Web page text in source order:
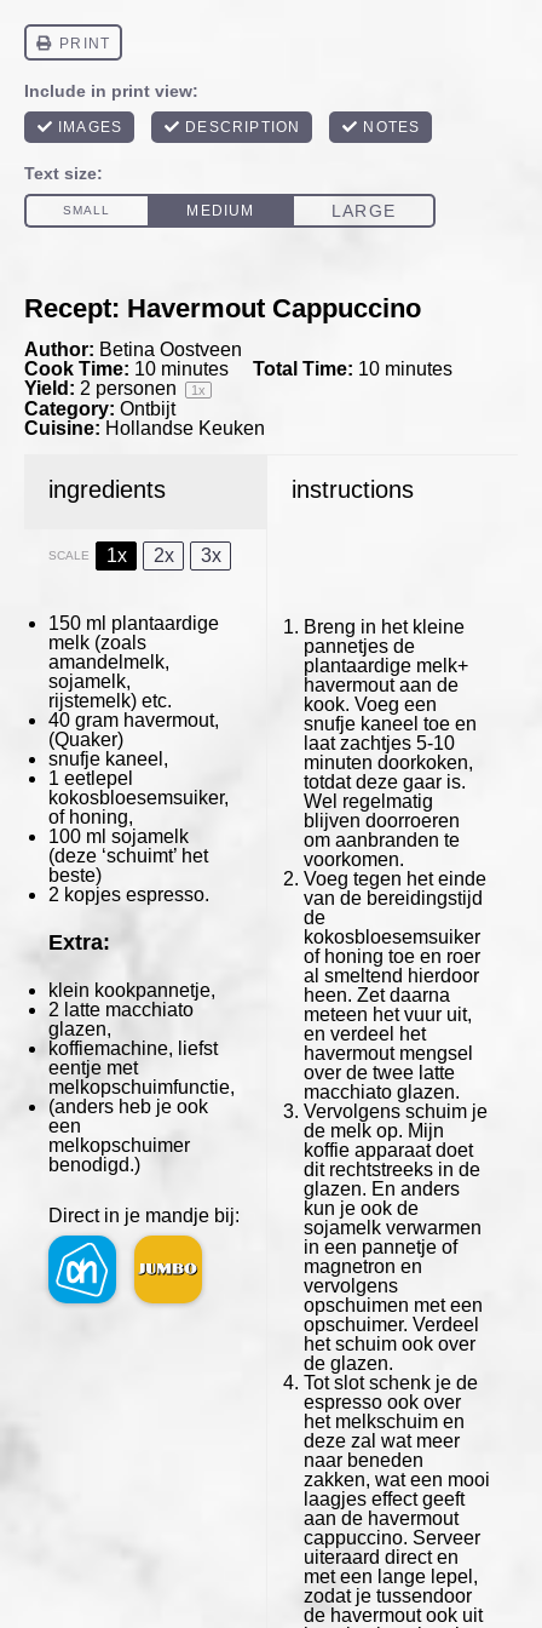
Recept: Havermout Cappuccino
Author: Betina Oostveen
Cook Time: 10 minutes Total Time: 10 minutes
Yield: 2 personen 1x
Category: Ontbijt
Cuisine: Hollandse Keuken
ingredients
SCALE 1x 2x 3x
150 ml plantaardige
melk (zoals
amandelmelk,
sojamelk,
rijstemelk) etc.
40 gram havermout,
(Quaker)
snufje kaneel,
1 eetlepel
kokosbloesemsuiker,
of honing,
100 ml sojamelk
(deze ‘schuimt’ het
beste)
2 kopjes espresso.
Extra:
klein kookpannetje,
2 latte macchiato
glazen,
koffiemachine, liefst
eentje met
melkopschuimfunctie,
(anders heb je ook
een
melkopschuimer
benodigd.)
Direct in je mandje bij:
instructions
Breng in het kleine
pannetjes de
plantaardige melk+
havermout aan de
kook. Voeg een
snufje kaneel toe en
laat zachtjes 5-10
minuten doorkoken,
totdat deze gaar is.
Wel regelmatig
blijven doorroeren
om aanbranden te
voorkomen.
Voeg tegen het einde
van de bereidingstijd
de
kokosbloesemsuiker
of honing toe en roer
al smeltend hierdoor
heen. Zet daarna
meteen het vuur uit,
en verdeel het
havermout mengsel
over de twee latte
macchiato glazen.
Vervolgens schuim je
de melk op. Mijn
koffie apparaat doet
dit rechtstreeks in de
glazen. En anders
kun je ook de
sojamelk verwarmen
in een pannetje of
magnetron en
vervolgens
opschuimen met een
opschuimer. Verdeel
het schuim ook over
de glazen.
Tot slot schenk je de
espresso ook over
het melkschuim en
deze zal wat meer
naar beneden
zakken, wat een mooi
laagjes effect geeft
aan de havermout
cappuccino. Serveer
uiteraard direct en
met een lange lepel,
zodat je tussendoor
de havermout ook uit